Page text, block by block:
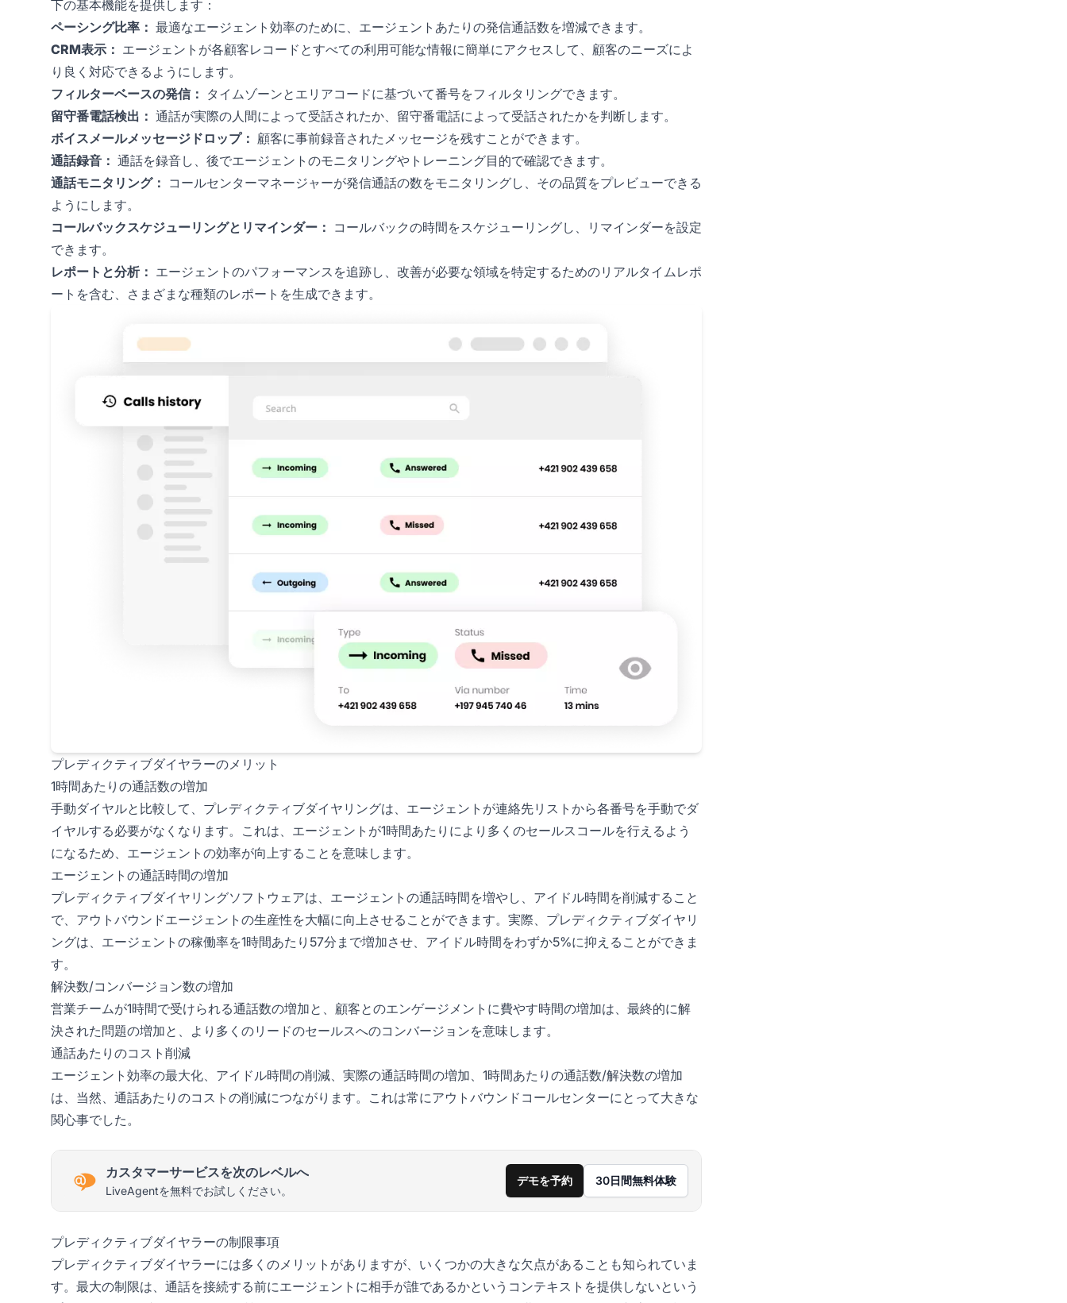
下の基本機能を提供します：
ペーシング比率： 最適なエージェント効率のために、エージェントあたりの発信通話数を増減できます。
CRM表示： エージェントが各顧客レコードとすべての利用可能な情報に簡単にアクセスして、顧客のニーズによ
り良く対応できるようにします。
フィルターベースの発信： タイムゾーンとエリアコードに基づいて番号をフィルタリングできます。
留守番電話検出： 通話が実際の人間によって受話されたか、留守番電話によって受話されたかを判断します。
ボイスメールメッセージドロップ： 顧客に事前録音されたメッセージを残すことができます。
通話録音： 通話を録音し、後でエージェントのモニタリングやトレーニング目的で確認できます。
通話モニタリング： コールセンターマネージャーが発信通話の数をモニタリングし、その品質をプレビューできる
ようにします。
コールバックスケジューリングとリマインダー： コールバックの時間をスケジューリングし、リマインダーを設定
できます。
レポートと分析： エージェントのパフォーマンスを追跡し、改善が必要な領域を特定するためのリアルタイムレポ
ートを含む、さまざまな種類のレポートを生成できます。
プレディクティブダイヤラーのメリット
1時間あたりの通話数の増加
手動ダイヤルと比較して、プレディクティブダイヤリングは、エージェントが連絡先リストから各番号を手動でダ
イヤルする必要がなくなります。これは、エージェントが1時間あたりにより多くのセールスコールを行えるよう
になるため、エージェントの効率が向上することを意味します。
エージェントの通話時間の増加
プレディクティブダイヤリングソフトウェアは、エージェントの通話時間を増やし、アイドル時間を削減すること
で、アウトバウンドエージェントの生産性を大幅に向上させることができます。実際、プレディクティブダイヤリ
ングは、エージェントの稼働率を1時間あたり57分まで増加させ、アイドル時間をわずか5%に抑えることができま
す。
解決数/コンバージョン数の増加
営業チームが1時間で受けられる通話数の増加と、顧客とのエンゲージメントに費やす時間の増加は、最終的に解
決された問題の増加と、より多くのリードのセールスへのコンバージョンを意味します。
通話あたりのコスト削減
エージェント効率の最大化、アイドル時間の削減、実際の通話時間の増加、1時間あたりの通話数/解決数の増加
は、当然、通話あたりのコストの削減につながります。これは常にアウトバウンドコールセンターにとって大きな
関心事でした。
カスタマーサービスを次のレベルへ
LiveAgentを無料でお試しください。
デモを予約 30日間無料体験
プレディクティブダイヤラーの制限事項
プレディクティブダイヤラーには多くのメリットがありますが、いくつかの大きな欠点があることも知られていま
す。最大の制限は、通話を接続する前にエージェントに相手が誰であるかというコンテキストを提供しないという